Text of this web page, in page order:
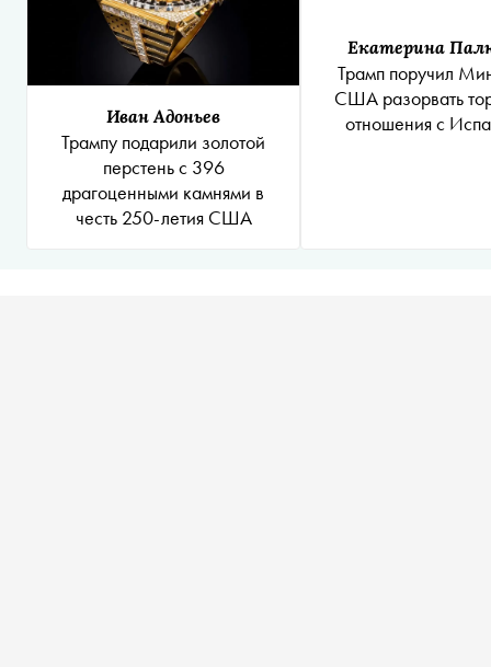
Иван Адоньев
Трампу подарили золотой
перстень с 396
драгоценными камнями в
честь 250-летия США
Екатерина
Трамп поручил
США разорвать
отношения с